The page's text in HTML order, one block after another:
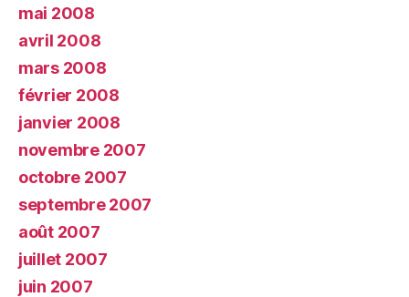
mai 2008
avril 2008
mars 2008
février 2008
janvier 2008
novembre 2007
octobre 2007
septembre 2007
août 2007
juillet 2007
juin 2007